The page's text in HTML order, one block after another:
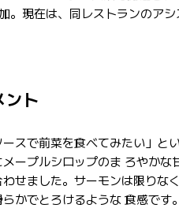
。現在は、同レストランのアシ
ント
スで前菜を食べてみたい」と
ープルシロップのま ろやかな
せました。サーモンは限りな
かでとろけるような 食感です